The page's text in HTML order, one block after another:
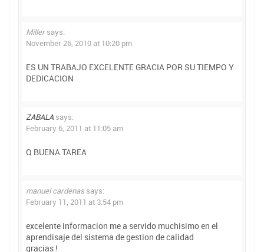
Miller says:
November 26, 2010 at 10:20 pm
ES UN TRABAJO EXCELENTE GRACIA POR SU TIEMPO Y
DEDICACION
ZABALA says:
February 6, 2011 at 11:05 am
Q BUENA TAREA
manuel cardenas says:
February 11, 2011 at 3:54 pm
excelente informacion me a servido muchisimo en el
aprendisaje del sistema de gestion de calidad
gracias !